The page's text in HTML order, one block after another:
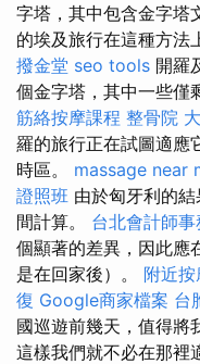
字塔，其中包含金字塔
的埃及旅行在這種方法
撥金堂 seo tools 開羅
個金字塔，其中一些僅
筋絡按摩課程 整骨院
羅的旅行正在試圖適應
時區。 massage near
證照班 由於匈牙利的
間計算。 台北會計師
個顯著的差異，因此應
是在回家後）。 附近按
復 Google商家檔案 台
國巡遊前幾天，值得將
這樣我們就不必在那裡